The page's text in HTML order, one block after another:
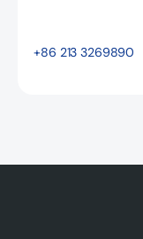
+86 213 3269890